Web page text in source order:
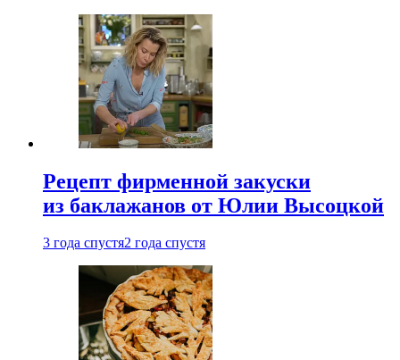
Рецепт фирменной закуски
из баклажанов от Юлии Высоцкой
3 года спустя2 года спустя